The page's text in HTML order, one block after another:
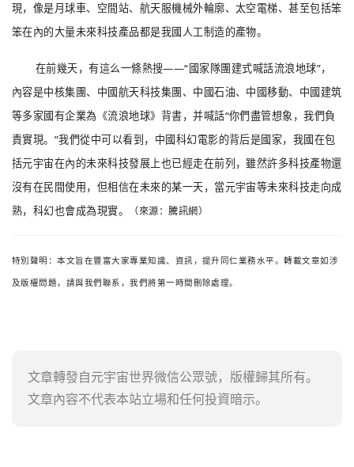
現，像是月球車、空間站、航天服機械外輪廓、太空電梯、甚至包括笨
笨在內的大量未來科技產品都是我國人工制造的產物。
在前幾天，有這么一條熱搜——“國家隊團建式喊話流浪地球”，
內容是中核集團、中國航天科技集團、中國石油、中國移動、中國建筑
等多家國有企業為《流浪地球》背書，并喊話“你們盡管想象，我們負
責實現。”我們從中可以看到，中國科幻電影的背后是國家，我國在包
括元宇宙在內的未來科技發展上也已經走在前列，雖然許多科技產物還
沒有在民間使用，但相信在未來的某一天，當元宇宙等未來科技走向成
熟，科幻也會成為現實。
（來源：騰訊網）
特別聲明：本文旨在豐富大家專業知識、資訊，提升同仁業務水平。轉載文章如涉
及版權問題，請與我們聯系，我們將第一時間刪除處理。
文章轉發自元宇宙世界微信公眾號，版權歸其所有。
文章內容不代表本站立場和任何投資暗示。